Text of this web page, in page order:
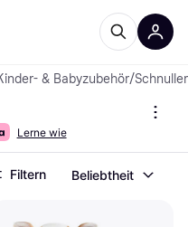
& Babyzubehör/
Lerne wie
Filtern Beliebtheit